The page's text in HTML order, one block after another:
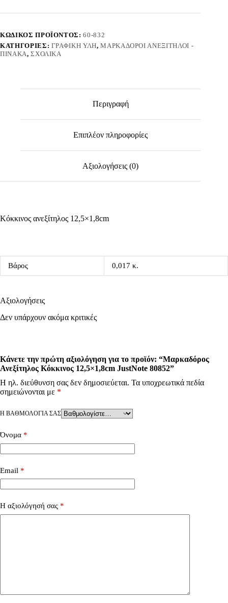
JustNote
ΚΩΔΙΚΌΣ ΠΡΟΪΌΝΤΟΣ:60-832
ΚΑΤΗΓΟΡΊΕΣ: ΓΡΑΦΙΚΉ ΎΛΗ,ΜΑΡΚΑΔΌΡΟΙ ΑΝΕΞΊΤΗΛΟΙ -
ΠΊΝΑΚΑ,ΣΧΟΛΙΚΆ
Περιγραφή
Επιπλέον πληροφορίες
Αξιολογήσεις (0)
Κόκκινος ανεξίτηλος 12,5×1,8cm
Βάρος 0,017 κ.
Αξιολογήσεις
Δεν υπάρχουν ακόμα κριτικές
Κάνετε την πρώτη αξιολόγηση για το προϊόν: “Μαρκαδόρος
Ανεξίτηλος Κόκκινος 12,5×1,8cm JustNote 80852”
Η ηλ. διεύθυνση σας δεν δημοσιεύεται. Τα υποχρεωτικά πεδία
σημειώνονται με *
Η ΒΑΘΜΟΛΟΓΊΑ ΣΑΣ
Όνομα *
Email *
Η αξιολόγησή σας *